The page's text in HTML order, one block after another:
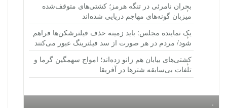
بحران نامرئی در تنگه هرمز؛ کشتی‌های متوقف‌شده
میزبان گونه‌های مهاجم دریایی شده‌اند
یک نماینده مجلس: باید زمینه حذف فیلترشکن‌ها فراهم
شود/ مردم در هر صورت از سد فیلترینگ عبور می‌کنند
کشتی‌های بیابان هم زانو زده‌اند؛ امواج سهمگین گرما و
تلفات بی‌سابقه شترها در آفریقا
.